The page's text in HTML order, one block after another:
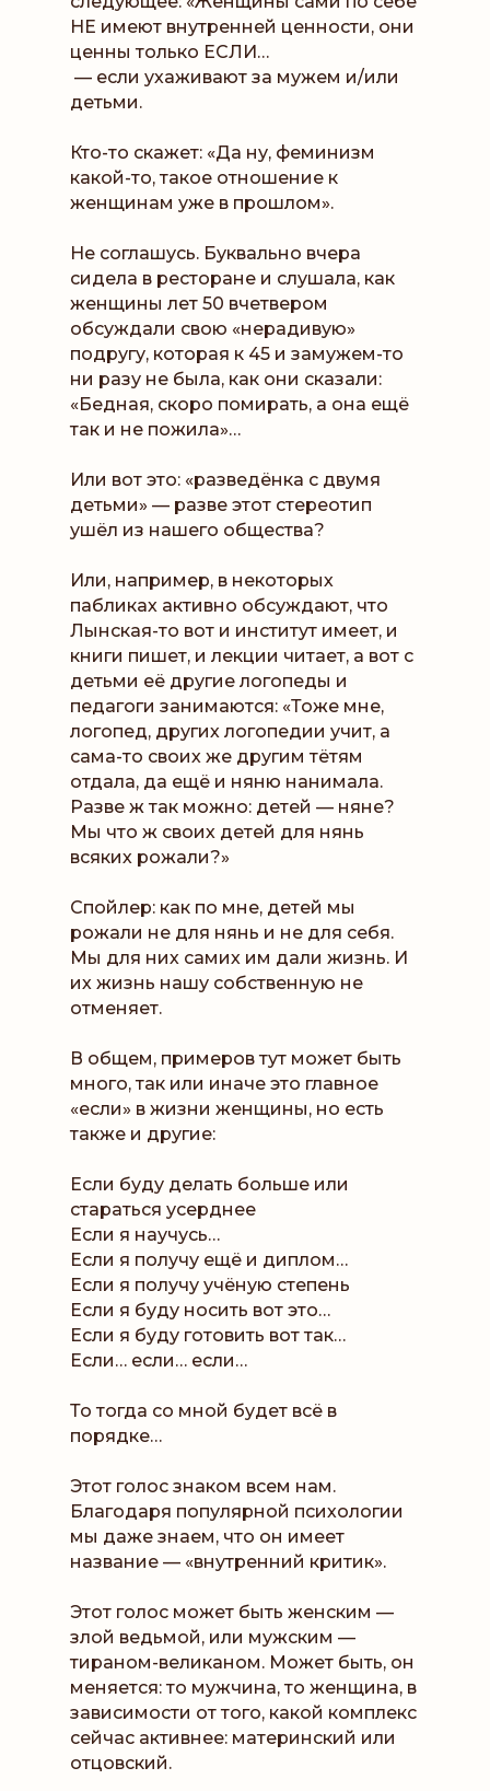
НЕ имеют внутренней ценности, они
ценны только ЕСЛИ…
— если ухаживают за мужем и/или
детьми.
Кто-то скажет: «Да ну, феминизм
какой-то, такое отношение к
женщинам уже в прошлом».
Не соглашусь. Буквально вчера
сидела в ресторане и слушала, как
женщины лет 50 вчетвером
обсуждали свою «нерадивую»
подругу, которая к 45 и замужем-то
ни разу не была, как они сказали:
«Бедная, скоро помирать, а она ещё
так и не пожила»…
Или вот это: «разведёнка с двумя
детьми» — разве этот стереотип
ушёл из нашего общества?
Или, например, в некоторых
пабликах активно обсуждают, что
Лынская-то вот и институт имеет, и
книги пишет, и лекции читает, а вот с
детьми её другие логопеды и
педагоги занимаются: «Тоже мне,
логопед, других логопедии учит, а
сама-то своих же другим тётям
отдала, да ещё и няню нанимала.
Разве ж так можно: детей — няне?
Мы что ж своих детей для нянь
всяких рожали?»
Спойлер: как по мне, детей мы
рожали не для нянь и не для себя.
Мы для них самих им дали жизнь. И
их жизнь нашу собственную не
отменяет.
В общем, примеров тут может быть
много, так или иначе это главное
«если» в жизни женщины, но есть
также и другие:
Если буду делать больше или
стараться усерднее
Если я научусь…
Если я получу ещё и диплом…
Если я получу учёную степень
Если я буду носить вот это…
Если я буду готовить вот так…
Если… если… если…
То тогда со мной будет всё в
порядке…
Этот голос знаком всем нам.
Благодаря популярной психологии
мы даже знаем, что он имеет
название — «внутренний критик».
Этот голос может быть женским —
злой ведьмой, или мужским —
тираном-великаном. Может быть, он
меняется: то мужчина, то женщина, в
зависимости от того, какой комплекс
сейчас активнее: материнский или
отцовский.